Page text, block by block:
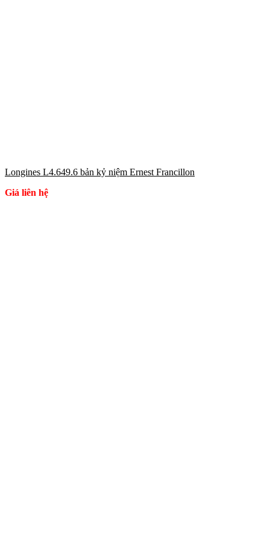
Longines L4.649.6 bản kỷ niệm Ernest Francillon
Giá liên hệ